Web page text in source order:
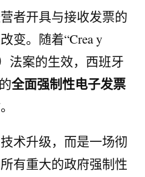
者开具与接收发票的
变。随着“Crea y
法案的生效，西班牙
全面强制性电子发票
术升级，而是一场彻
有重大的政府强制性